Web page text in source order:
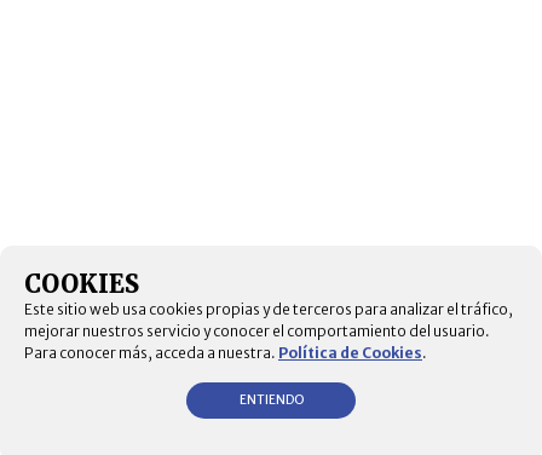
COOKIES
Este sitio web usa cookies propias y de terceros para analizar el tráfico,
mejorar nuestros servicio y conocer el comportamiento del usuario.
Para conocer más, acceda a nuestra. Política de Cookies.
ENTIENDO